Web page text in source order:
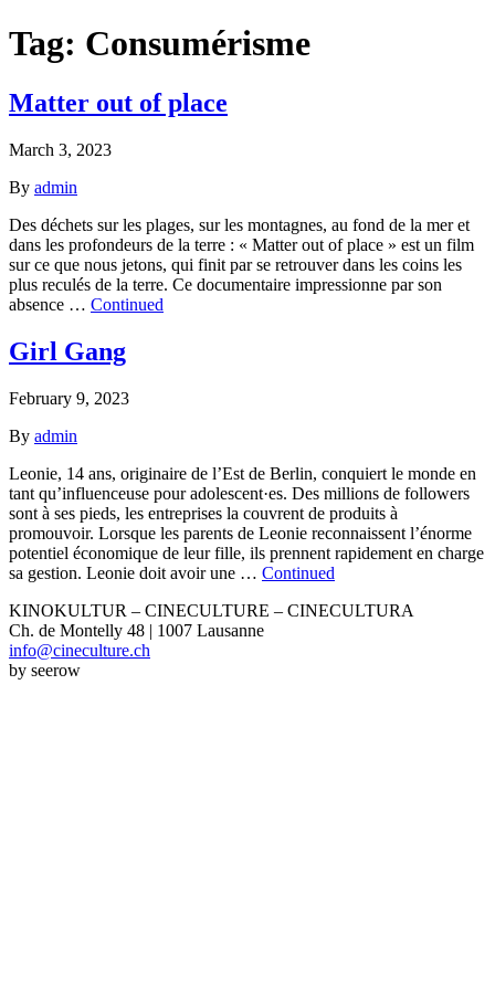
Tag: Consumérisme
Matter out of place
March 3, 2023
By admin
Des déchets sur les plages, sur les montagnes, au fond de la mer et
dans les profondeurs de la terre : « Matter out of place » est un film
sur ce que nous jetons, qui finit par se retrouver dans les coins les
plus reculés de la terre. Ce documentaire impressionne par son
absence … Continued
Girl Gang
February 9, 2023
By admin
Leonie, 14 ans, originaire de l’Est de Berlin, conquiert le monde en
tant qu’influenceuse pour adolescent·es. Des millions de followers
sont à ses pieds, les entreprises la couvrent de produits à
promouvoir. Lorsque les parents de Leonie reconnaissent l’énorme
potentiel économique de leur fille, ils prennent rapidement en charge
sa gestion. Leonie doit avoir une … Continued
KINOKULTUR – CINECULTURE – CINECULTURA
Ch. de Montelly 48 | 1007 Lausanne
info@cineculture.ch
by seerow